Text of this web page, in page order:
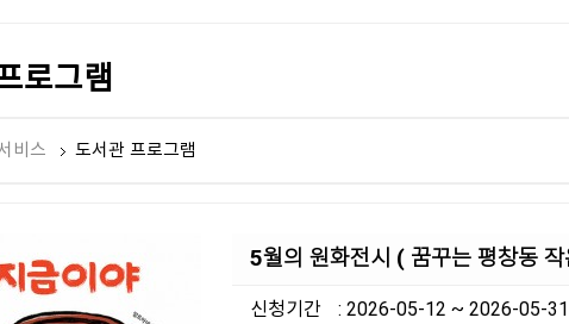
로그램
비스 도서관 프로그램
5월의 원화전시 ( 꿈꾸는 평창동
신청기간 : 2026-05-12 ~ 2026-05-31